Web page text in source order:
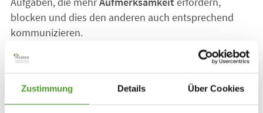
Zustimmung Details Über Cookies
blocken und dies den anderen auch entsprechend
kommunizieren.
E-Mails morgens als Erstes zu checken führt den
ganzen Tag über zu Stress und Unzufriedenheit.
Versuchen Sie, sich 15–30 Minuten Zeit zu nehmen,